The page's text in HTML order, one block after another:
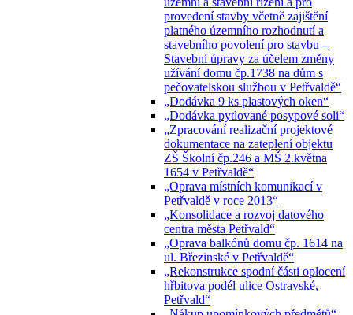
provedení stavby včetně zajištění
platného územního rozhodnutí a
stavebního povolení pro stavbu –
Stavební úpravy za účelem změny
užívání domu čp.1738 na dům s
pečovatelskou službou v Petřvaldě“
„Dodávka 9 ks plastových oken“
„Dodávka pytlované posypové soli“
„Zpracování realizační projektové
dokumentace na zateplení objektu
ZŠ Školní čp.246 a MŠ 2.května
1654 v Petřvaldě“
„Oprava místních komunikací v
Petřvaldě v roce 2013“
„Konsolidace a rozvoj datového
centra města Petřvald“
„Oprava balkónů domu čp. 1614 na
ul. Březinské v Petřvaldě“
„Rekonstrukce spodní části oplocení
hřbitova podél ulice Ostravské,
Petřvald“